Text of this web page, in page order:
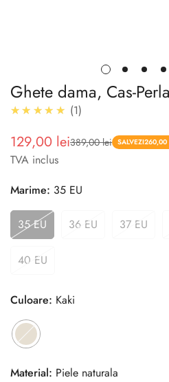
Ghete dama, Cas-
★★★★★ 5.0
1
Pret
redus
129,00 lei
Pret 389,00 lei SALVEZI260,00
TVA inclus
Marime: 35 EU
35 EU 36 EU 37 EU
40 EU
Culoare: Kaki
Material: Piele naturala